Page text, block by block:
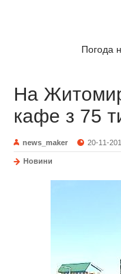
Погода
На
кафе з 75
news_maker 20-11-
Новини